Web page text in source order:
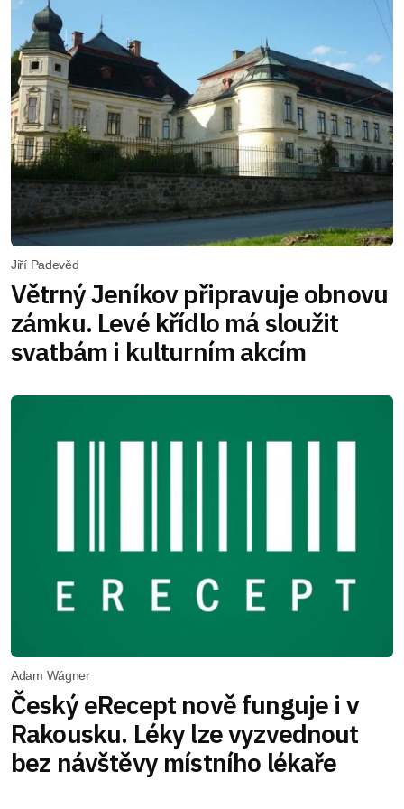
Jiří Padevěd
Větrný Jeníkov připravuje obnovu
zámku. Levé křídlo má sloužit
svatbám i kulturním akcím
Adam Wágner
Český eRecept nově funguje i v
Rakousku. Léky lze vyzvednout
bez návštěvy místního lékaře